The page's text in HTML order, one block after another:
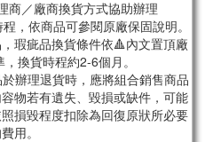
商／廠商換貨方式協助辦理
，依商品可參閱原廠保固說明。
瑕疵品換貨條件依🔺內文置頂廠
換貨時程約2-6個月。
辦理退貨時，應將組合銷售商品
物若有遺失、毀損或缺件，可能
損毀程度扣除為回復原狀所必要
用。